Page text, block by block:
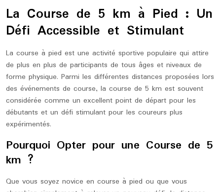
2026
marathon
La Course de 5 km à Pied : Un
Défi Accessible et Stimulant
La course à pied est une activité sportive populaire qui attire
de plus en plus de participants de tous âges et niveaux de
forme physique. Parmi les différentes distances proposées lors
des événements de course, la course de 5 km est souvent
considérée comme un excellent point de départ pour les
débutants et un défi stimulant pour les coureurs plus
expérimentés.
Pourquoi Opter pour une Course de 5
km ?
Que vous soyez novice en course à pied ou que vous